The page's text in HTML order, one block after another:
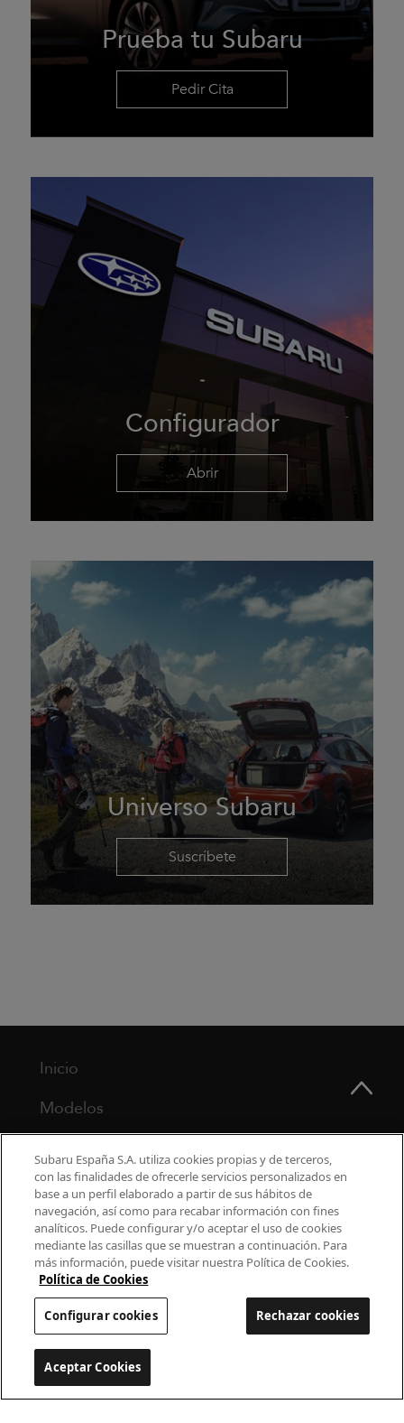
Prueba tu Subaru
Pedir Cita
Configurador
Abrir
Universo Subaru
Suscríbete
Inicio
Modelos
Finance
Propietarios
Contacto
Universo Subaru
900 440 044
cac.subaru@subaru.es
Aviso Legal
Subaru España S.A. utiliza cookies propias y de terceros,
con las finalidades de ofrecerle servicios personalizados en
base a un perfil elaborado a partir de sus hábitos de
navegación, así como para recabar información con fines
analíticos. Puede configurar y/o aceptar el uso de cookies
mediante las casillas que se muestran a continuación. Para
más información, puede visitar nuestra Política de Cookies.
Política de Cookies
Configurar cookies Rechazar cookies
Aceptar Cookies